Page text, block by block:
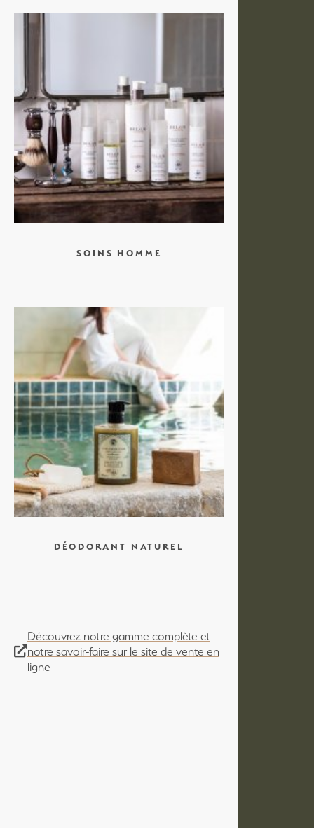
SOINS HOMME
DÉODORANT NATUREL
Découvrez notre gamme complète et
notre savoir-faire sur le site de vente en
ligne